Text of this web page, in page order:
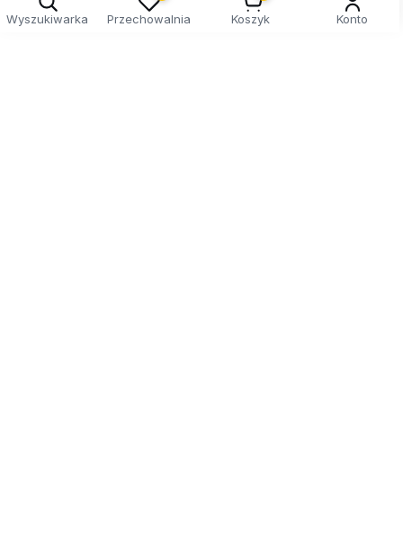
Wyszukiwarka Przechowalnia Koszyk Konto